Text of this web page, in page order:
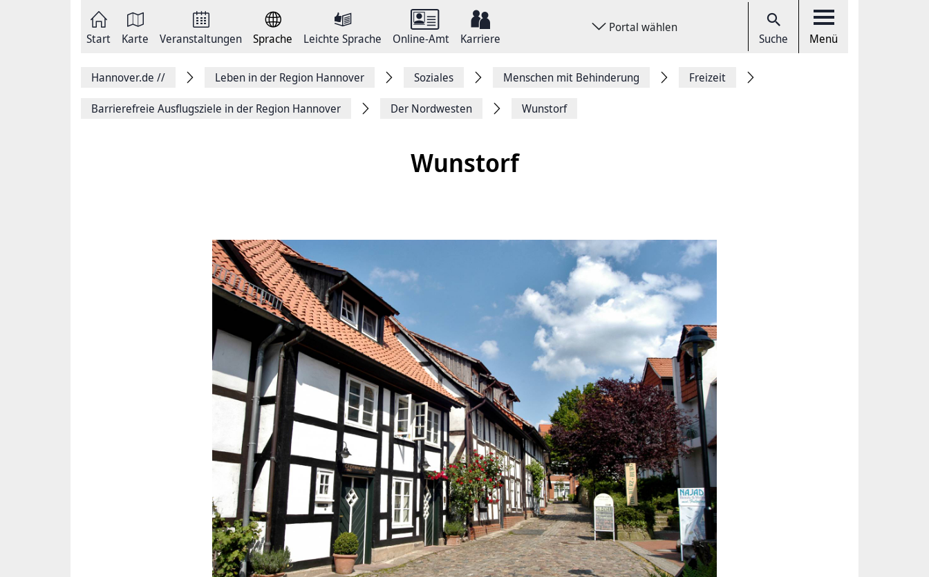
Start Karte Veranstaltungen Sprache Leichte Sprache Online-Amt Karriere
Portal wählen
Suche Menü
Hannover.de // Leben in der Region Hannover Soziales Menschen mit Behinderung Freizeit
Barrierefreie Ausflugsziele in der Region Hannover Der Nordwesten Wunstorf
Wunstorf